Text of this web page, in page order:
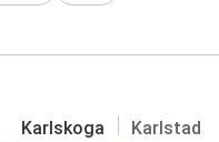
Karlskoga Karlstad